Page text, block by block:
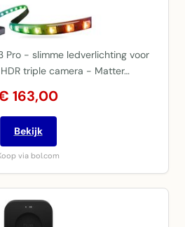
Pro - slimme ledverlichting voor
triple camera - Matter…
163,00
Bekijk
via bol.com